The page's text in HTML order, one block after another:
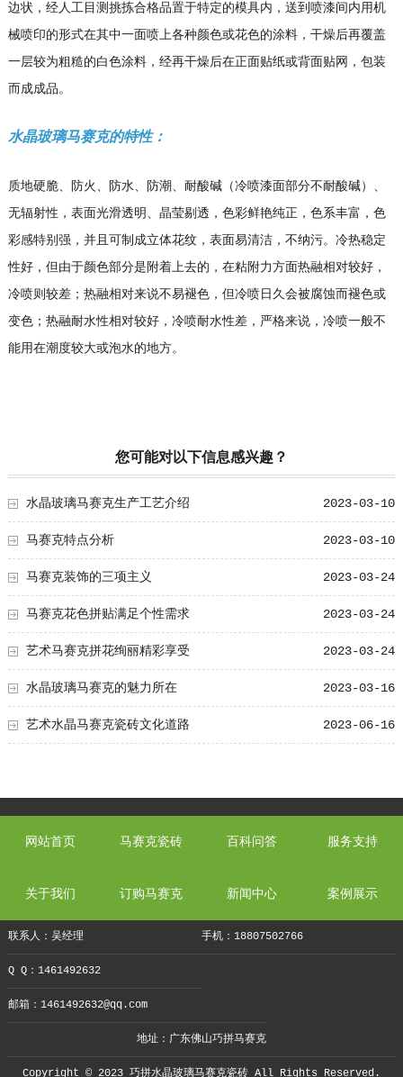
边状，经人工目测挑拣合格品置于特定的模具内，送到喷漆间内用机
械喷印的形式在其中一面喷上各种颜色或花色的涂料，干燥后再覆盖
一层较为粗糙的白色涂料，经再干燥后在正面贴纸或背面贴网，包装
而成成品。
水晶玻璃马赛克的特性：
质地硬脆、防火、防水、防潮、耐酸碱（冷喷漆面部分不耐酸碱）、
无辐射性，表面光滑透明、晶莹剔透，色彩鲜艳纯正，色系丰富，色
彩感特别强，并且可制成立体花纹，表面易清洁，不纳污。冷热稳定
性好，但由于颜色部分是附着上去的，在粘附力方面热融相对较好，
冷喷则较差；热融相对来说不易褪色，但冷喷日久会被腐蚀而褪色或
变色；热融耐水性相对较好，冷喷耐水性差，严格来说，冷喷一般不
能用在潮度较大或泡水的地方。
您可能对以下信息感兴趣？
2023-03-10
水晶玻璃马赛克生产工艺介绍
2023-03-10
马赛克特点分析
2023-03-24
马赛克装饰的三项主义
2023-03-24
马赛克花色拼贴满足个性需求
2023-03-24
艺术马赛克拼花绚丽精彩享受
2023-03-16
水晶玻璃马赛克的魅力所在
2023-06-16
艺术水晶马赛克瓷砖文化道路
网站首页 马赛克瓷砖 百科问答 服务支持
关于我们 订购马赛克 新闻中心 案例展示
联系人：吴经理 手机：18807502766
Q Q：1461492632
邮箱：1461492632@qq.com
地址：广东佛山巧拼马赛克
Copyright © 2023 巧拼水晶玻璃马赛克瓷砖 All Rights Reserved.